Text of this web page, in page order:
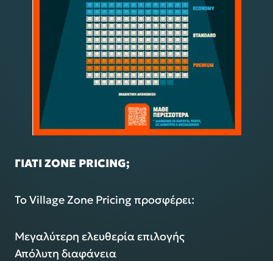
ΓΙΑΤΙ ZONE PRICING;
Το Village Zone Pricing προσφέρει:
Μεγαλύτερη ελευθερία επιλογής
Απόλυτη διαφάνεια